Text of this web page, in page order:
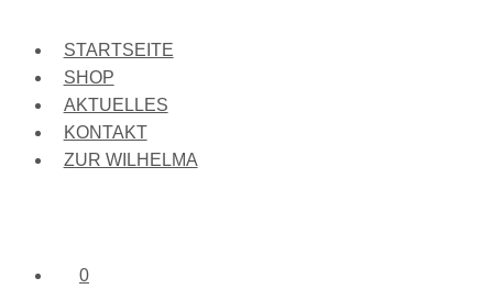
STARTSEITE
SHOP
AKTUELLES
KONTAKT
ZUR WILHELMA
0